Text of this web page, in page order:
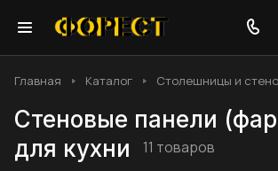
Главная Каталог Столешницы и
Стеновые панели
для кухни
11 товаров